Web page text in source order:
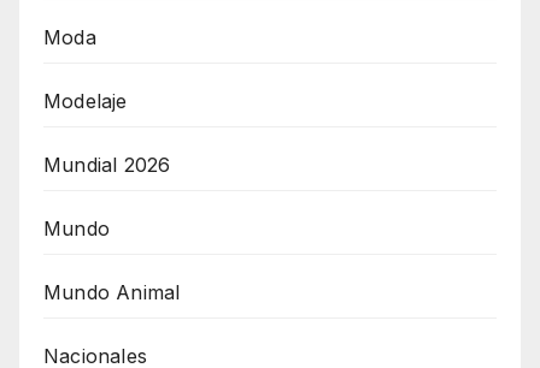
Moda
Modelaje
Mundial 2026
Mundo
Mundo Animal
Nacionales